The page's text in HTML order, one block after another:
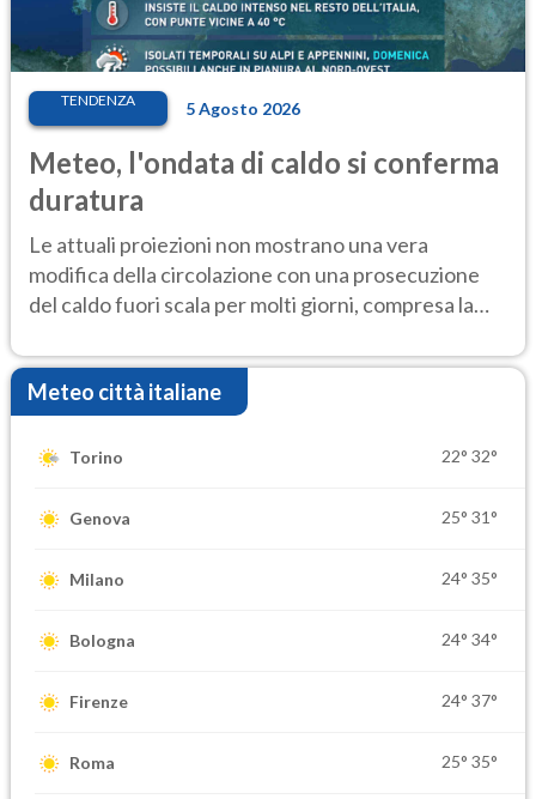
TENDENZA 5 Agosto 2026
Meteo, l'ondata di caldo si conferma
duratura
Le attuali proiezioni non mostrano una vera
modifica della circolazione con una prosecuzione
del caldo fuori scala per molti giorni, compresa la
Meteo città italiane
Torino 22° 32°
Genova 25° 31°
Milano 24° 35°
Bologna 24° 34°
Firenze 24° 37°
Roma 25° 35°